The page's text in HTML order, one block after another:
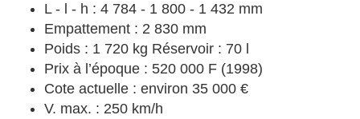
L - l - h : 4 784 - 1 800 - 1 432 mm
Empattement : 2 830 mm
Poids : 1 720 kg Réservoir : 70 l
Prix à l’époque : 520 000 F (1998)
Cote actuelle : environ 35 000 €
V. max. : 250 km/h